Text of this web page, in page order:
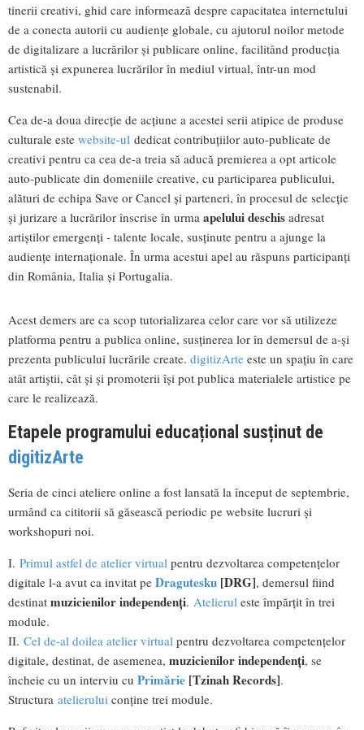
tinerii creativi, ghid care informează despre capacitatea internetului
de a conecta autorii cu audiențe globale, cu ajutorul noilor metode
de digitalizare a lucrărilor și publicare online, facilitând producția
artistică și expunerea lucrărilor în mediul virtual, într-un mod
sustenabil.
Cea de-a doua direcție de acțiune a acestei serii atipice de produse
culturale este website-ul dedicat contribuțiilor auto-publicate de
creativi pentru ca cea de-a treia să aducă premierea a opt articole
auto-publicate din domeniile creative, cu participarea publicului,
alături de echipa Save or Cancel și parteneri, în procesul de selecție
și jurizare a lucrărilor înscrise în urma apelului deschis adresat
artiștilor emergenți - talente locale, susținute pentru a ajunge la
audiențe internaționale. În urma acestui apel au răspuns participanți
din România, Italia și Portugalia.
Acest demers are ca scop tutorializarea celor care vor să utilizeze
platforma pentru a publica online, susținerea lor în demersul de a-și
prezenta publicului lucrările create. digitizArte este un spațiu în care
atât artiștii, cât și și promoterii își pot publica materialele artistice pe
care le realizează.
Etapele programului educațional susținut de
digitizArte
Seria de cinci ateliere online a fost lansată la început de septembrie,
urmând ca cititorii să găsească periodic pe website lucruri și
workshopuri noi.
I. Primul astfel de atelier virtual pentru dezvoltarea competențelor
digitale l-a avut ca invitat pe Dragutesku [DRG], demersul fiind
destinat muzicienilor independenți. Atelierul este împărțit în trei
module.
II. Cel de-al doilea atelier virtual pentru dezvoltarea competențelor
digitale, destinat, de asemenea, muzicienilor independenți, se
încheie cu un interviu cu Primărie [Tzinah Records].
Structura atelierului conține trei module.